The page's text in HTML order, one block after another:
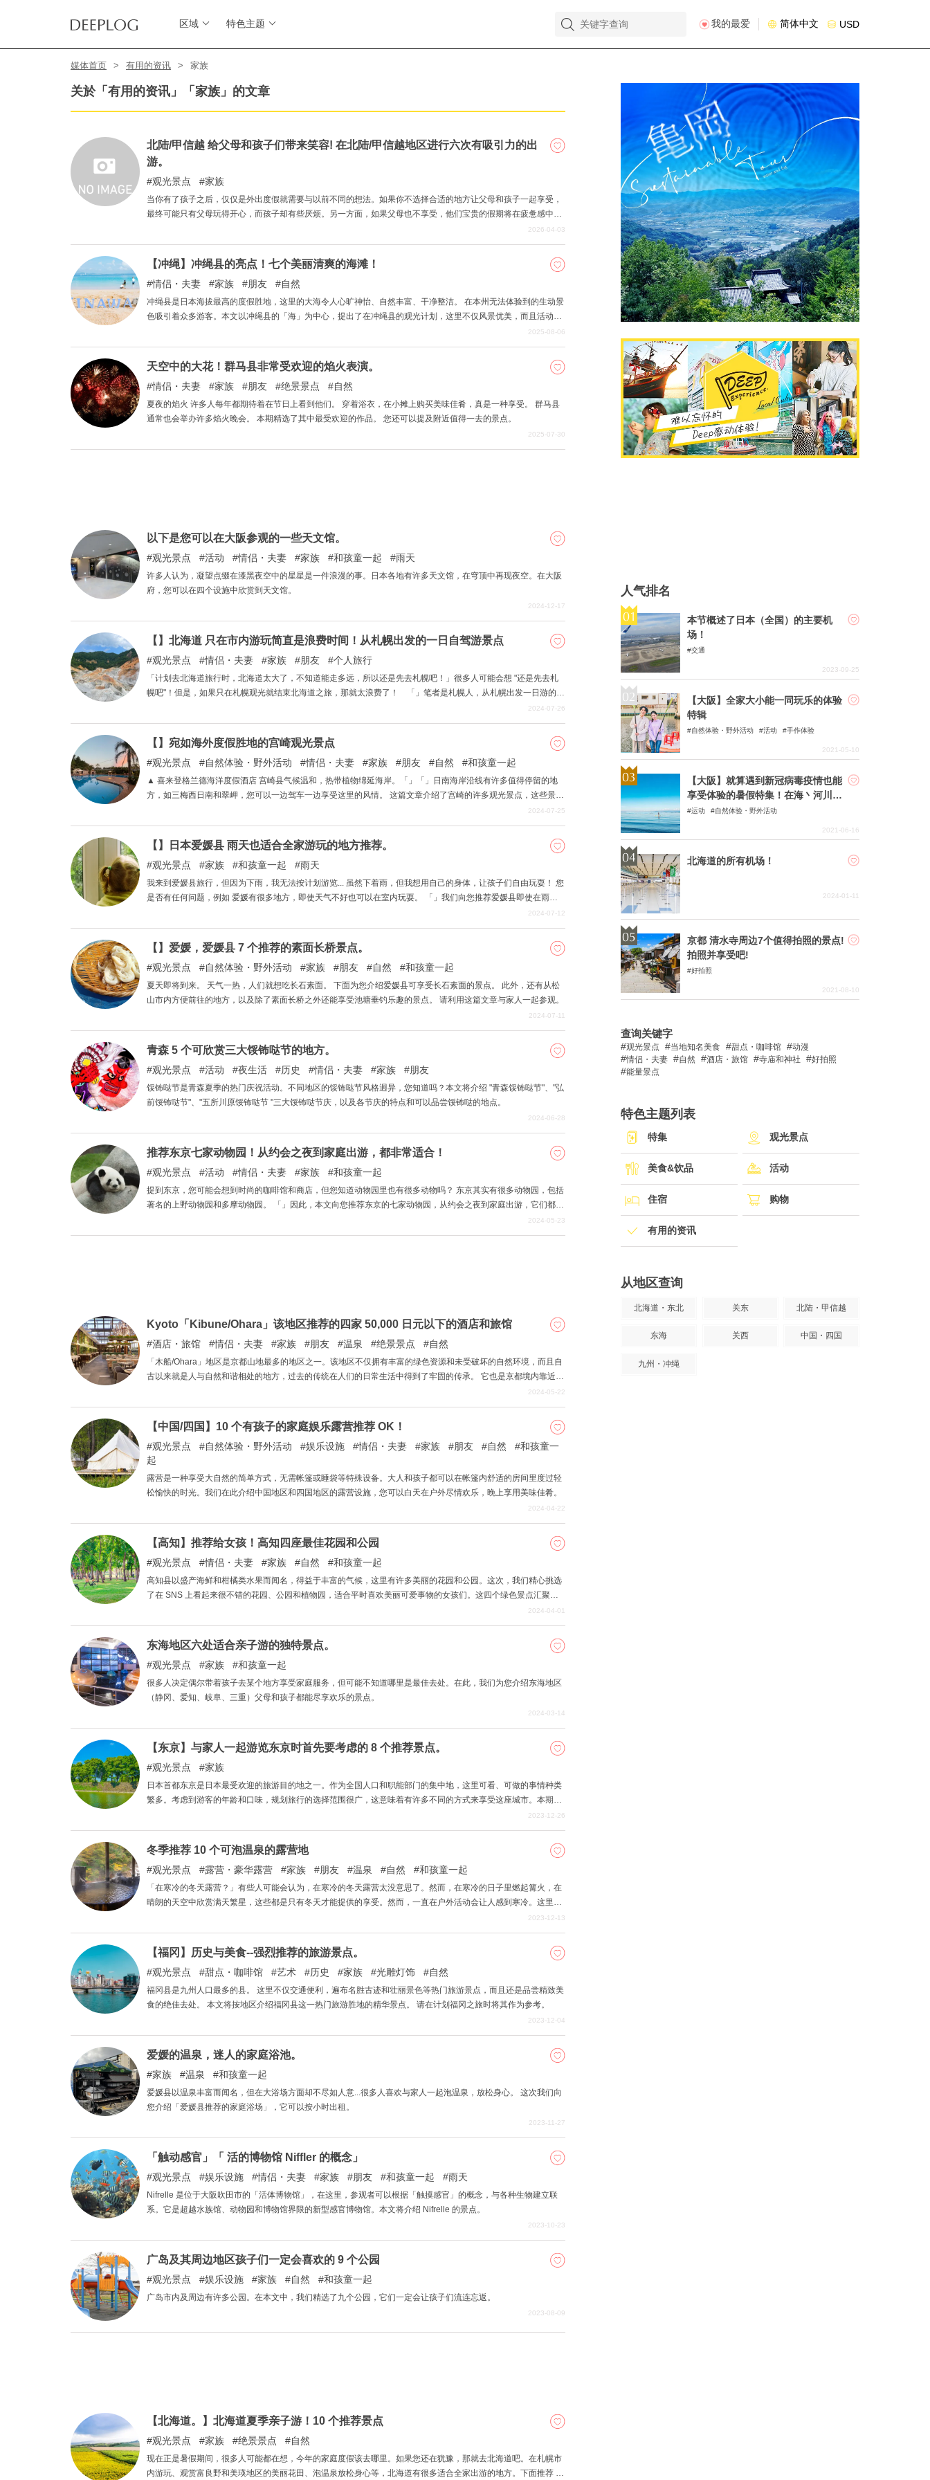
区域 特色主题 我的最爱 简体中文 USD
媒体首页 有用的资讯 家族
关於「有用的资讯」「家族」的文章
北陆/甲信越 给父母和孩子们带来笑容! 在北陆/甲信越地区进行六次有吸引力的出
游。
观光景点 家族
当你有了孩子之后，仅仅是外出度假就需要与以前不同的想法。如果你不选择合适的地方让父母和孩子一起享受，
最终可能只有父母玩得开心，而孩子却有些厌烦。另一方面，如果父母也不享受，他们宝贵的假期将在疲惫感中结
2026-04-03
【冲绳】冲绳县的亮点！七个美丽清爽的海滩！
情侣・夫妻 家族 朋友 自然
冲绳县是日本海拔最高的度假胜地，这里的大海令人心旷神怡、自然丰富、干净整洁。 在本州无法体验到的生动景
色吸引着众多游客。本文以冲绳县的「海」为中心，提出了在冲绳县的观光计划，这里不仅风景优美，而且活动丰
2025-08-06
天空中的大花！群马县非常受欢迎的焰火表演。
情侣・夫妻 家族 朋友 绝景景点 自然
夏夜的焰火 许多人每年都期待着在节日上看到他们。 穿着浴衣，在小摊上购买美味佳肴，真是一种享受。 群马县
通常也会举办许多焰火晚会。 本期精选了其中最受欢迎的作品。 您还可以提及附近值得一去的景点。
2025-07-30
以下是您可以在大阪参观的一些天文馆。
观光景点 活动 情侣・夫妻 家族 和孩童一起 雨天
许多人认为，凝望点缀在漆黑夜空中的星星是一件浪漫的事。日本各地有许多天文馆，在穹顶中再现夜空。在大阪
府，您可以在四个设施中欣赏到天文馆。
2024-12-17
【】北海道 只在市内游玩简直是浪费时间！从札幌出发的一日自驾游景点
观光景点 情侣・夫妻 家族 朋友 个人旅行
「计划去北海道旅行时，北海道太大了，不知道能走多远，所以还是先去札幌吧！」很多人可能会想 "还是先去札
幌吧"！但是，如果只在札幌观光就结束北海道之旅，那就太浪费了！ 「」笔者是札幌人，从札幌出发一日游的经
2024-07-26
【】宛如海外度假胜地的宫崎观光景点
观光景点 自然体验・野外活动 情侣・夫妻 家族 朋友 自然 和孩童一起
▲ 喜来登格兰德海洋度假酒店 宫崎县气候温和，热带植物绵延海岸。「」「」日南海岸沿线有许多值得停留的地
方，如三梅西日南和翠岬，您可以一边驾车一边享受这里的风情。 这篇文章介绍了宫崎的许多观光景点，这些景点
会让您感受到日本海外度假胜地的风情，同时也介绍了第一次到宫崎旅行时必须游览的景点。在计划初夏旅行时，
不妨将本文作为参考。
2024-07-25
【】日本爱媛县 雨天也适合全家游玩的地方推荐。
观光景点 家族 和孩童一起 雨天
我来到爱媛县旅行，但因为下雨，我无法按计划游览... 虽然下着雨，但我想用自己的身体，让孩子们自由玩耍！ 您
是否有任何问题，例如 爱媛有很多地方，即使天气不好也可以在室内玩耍。 「」我们向您推荐爱媛县即使在雨天
2024-07-12
【】爱媛，爱媛县 7 个推荐的素面长桥景点。
观光景点 自然体验・野外活动 家族 朋友 自然 和孩童一起
夏天即将到来。 天气一热，人们就想吃长石素面。 下面为您介绍爱媛县可享受长石素面的景点。 此外，还有从松
山市内方便前往的地方，以及除了素面长桥之外还能享受池塘垂钓乐趣的景点。 请利用这篇文章与家人一起参观。
2024-07-11
青森 5 个可欣赏三大馁钸哒节的地方。
观光景点 活动 夜生活 历史 情侣・夫妻 家族 朋友
馁钸哒节是青森夏季的热门庆祝活动。不同地区的馁钸哒节风格迥异，您知道吗？本文将介绍 "青森馁钸哒节"、"弘
前馁钸哒节"、"五所川原馁钸哒节 "三大馁钸哒节庆，以及各节庆的特点和可以品尝馁钸哒的地点。
2024-06-28
推荐东京七家动物园！从约会之夜到家庭出游，都非常适合！
观光景点 活动 情侣・夫妻 家族 和孩童一起
提到东京，您可能会想到时尚的咖啡馆和商店，但您知道动物园里也有很多动物吗？ 东京其实有很多动物园，包括
著名的上野动物园和多摩动物园。 「」因此，本文向您推荐东京的七家动物园，从约会之夜到家庭出游，它们都能
2024-05-23
Kyoto「Kibune/Ohara」该地区推荐的四家 50,000 日元以下的酒店和旅馆
酒店・旅馆 情侣・夫妻 家族 朋友 温泉 绝景景点 自然
「木船/Ohara」地区是京都山地最多的地区之一。该地区不仅拥有丰富的绿色资源和未受破坏的自然环境，而且自
古以来就是人与自然和谐相处的地方，过去的传统在人们的日常生活中得到了牢固的传承。 它也是京都境内靠近滋
贺县边界的一个地区，京都和滋贺的文化在这里略有交融，与京都市中心的氛围不同。 在本文中，我们将介绍位于
「Kibune/Ohara」地区的四家这样的好酒店，您只需花费不到 5 万日元即可入住。
2024-05-22
【中国/四国】10 个有孩子的家庭娱乐露营推荐 OK！
观光景点 自然体验・野外活动 娱乐设施 情侣・夫妻 家族 朋友 自然
和孩童一
起
露营是一种享受大自然的简单方式，无需帐篷或睡袋等特殊设备。大人和孩子都可以在帐篷内舒适的房间里度过轻
松愉快的时光。我们在此介绍中国地区和四国地区的露营设施，您可以白天在户外尽情欢乐，晚上享用美味佳肴。
2024-04-22
【高知】推荐给女孩！高知四座最佳花园和公园
观光景点 情侣・夫妻 家族 自然 和孩童一起
高知县以盛产海鲜和柑橘类水果而闻名，得益于丰富的气候，这里有许多美丽的花园和公园。这次，我们精心挑选
了在 SNS 上看起来很不错的花园、公园和植物园，适合平时喜欢美丽可爱事物的女孩们。这四个绿色景点汇聚了
高知的精华，在这里还可以尽情享受咖啡馆和餐厅的乐趣。 著名的「莫奈花园」和「高知县立牧野植物园」不仅吸
引了高知县内的众多游客，也吸引了县外的众多游客，除此之外，「可以轻松欣赏音乐活动的岛户森林公园」和
「由鸳鸯农夫打造的英国花园住宅」也是两个尝试不同乐趣的公园和花园。介绍。
2024-04-01
东海地区六处适合亲子游的独特景点。
观光景点 家族 和孩童一起
很多人决定偶尔带着孩子去某个地方享受家庭服务，但可能不知道哪里是最佳去处。在此，我们为您介绍东海地区
（静冈、爱知、岐阜、三重）父母和孩子都能尽享欢乐的景点。
2024-03-14
【东京】与家人一起游览东京时首先要考虑的 8 个推荐景点。
观光景点 家族
日本首都东京是日本最受欢迎的旅游目的地之一。作为全国人口和职能部门的集中地，这里可看、可做的事情种类
繁多。考虑到游客的年龄和口味，规划旅行的选择范围很广，这意味着有许多不同的方式来享受这座城市。本期，
2023-12-26
冬季推荐 10 个可泡温泉的露营地
观光景点 露营・豪华露营 家族 朋友 温泉 自然 和孩童一起
「在寒冷的冬天露营？」有些人可能会认为，在寒冷的冬天露营太没意思了。然而，在寒冷的日子里燃起篝火，在
晴朗的天空中欣赏满天繁星，这些都是只有冬天才能提供的享受。然而，一直在户外活动会让人感到寒冷。这里有
2023-12-13
【福冈】历史与美食--强烈推荐的旅游景点。
观光景点 甜点・咖啡馆 艺术 历史 家族 光雕灯饰 自然
福冈县是九州人口最多的县。 这里不仅交通便利，遍布名胜古迹和壮丽景色等热门旅游景点，而且还是品尝精致美
食的绝佳去处。 本文将按地区介绍福冈县这一热门旅游胜地的精华景点。 请在计划福冈之旅时将其作为参考。
2023-12-04
爱媛的温泉，迷人的家庭浴池。
家族 温泉 和孩童一起
爱媛县以温泉丰富而闻名，但在大浴场方面却不尽如人意...很多人喜欢与家人一起泡温泉，放松身心。 这次我们向
您介绍「爱媛县推荐的家庭浴场」，它可以按小时出租。
2023-11-27
「触动感官」「 活的博物馆 Niffler 的概念」
观光景点 娱乐设施 情侣・夫妻 家族 朋友 和孩童一起 雨天
Nifrelle 是位于大阪吹田市的「活体博物馆」，在这里，参观者可以根据「触摸感官」的概念，与各种生物建立联
系。它是超越水族馆、动物园和博物馆界限的新型感官博物馆。本文将介绍 Nifrelle 的景点。
2023-10-23
广岛及其周边地区孩子们一定会喜欢的 9 个公园
观光景点 娱乐设施 家族 自然 和孩童一起
广岛市内及周边有许多公园。在本文中，我们精选了九个公园，它们一定会让孩子们流连忘返。
2023-08-09
【北海道。】北海道夏季亲子游！10 个推荐景点
观光景点 家族 绝景景点 自然
现在正是暑假期间，很多人可能都在想，今年的家庭度假该去哪里。如果您还在犹豫，那就去北海道吧。在札幌市
内游玩、观赏富良野和美瑛地区的美丽花田、泡温泉放松身心等，北海道有很多适合全家出游的地方。下面推荐 10
人气排名
本节概述了日本（全国）的主要机
场！
交通
2023-09-25
【大阪】全家大小能一同玩乐的体验
特辑
自然体验・野外活动 活动 手作体验
2021-05-10
【大阪】就算遇到新冠病毒疫情也能
享受体验的暑假特集！在海丶河川上
体验ＳＵＰ（立式桨板运动）和ＳＵ
运动 自然体验・野外活动
2021-06-16
北海道的所有机场！
2024-01-11
京都 清水寺周边7个值得拍照的景点!
拍照并享受吧!
好拍照
2021-08-10
查询关键字
观光景点 当地知名美食 甜点・咖啡馆
动漫
情侣・夫妻
自然 酒店・旅馆 寺庙和神社
好拍照
能量景点
特色主题列表
特集 观光景点
美食&饮品 活动
住宿 购物
有用的资讯
从地区查询
北海道・东北 关东 北陆・甲信越
东海 关西 中国・四国
九州・冲绳